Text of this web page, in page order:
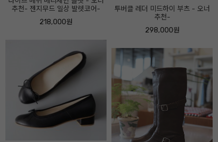
투버클 레더 미드하이 부츠 - 오너
추천-
로우 보우 로퍼-5센티 - 오너추천!-
208,000원